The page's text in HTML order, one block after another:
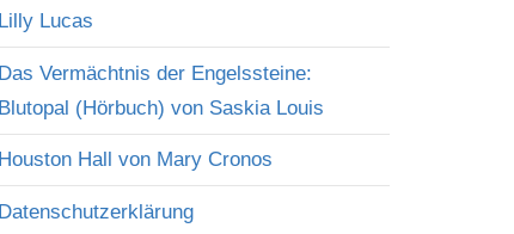
Lilly Lucas
Das Vermächtnis der Engelssteine:
Blutopal (Hörbuch) von Saskia Louis
Houston Hall von Mary Cronos
Datenschutzerklärung